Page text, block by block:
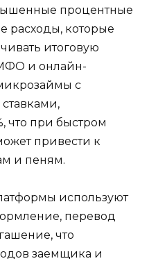
процентные
расходы, которые
итоговую
и онлайн-
с
что при быстром
привести к
и пеням.
используют
перевод
что
заемщика и